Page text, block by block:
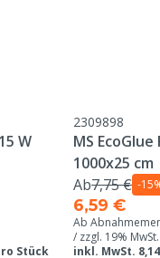
Überschrift
Webseite
15 W
W
Stück
2309898
MS
1000x25 cm
Ab7,75 € -
6,59 €
Ab
/ zzgl. 19%
inkl. MwSt.